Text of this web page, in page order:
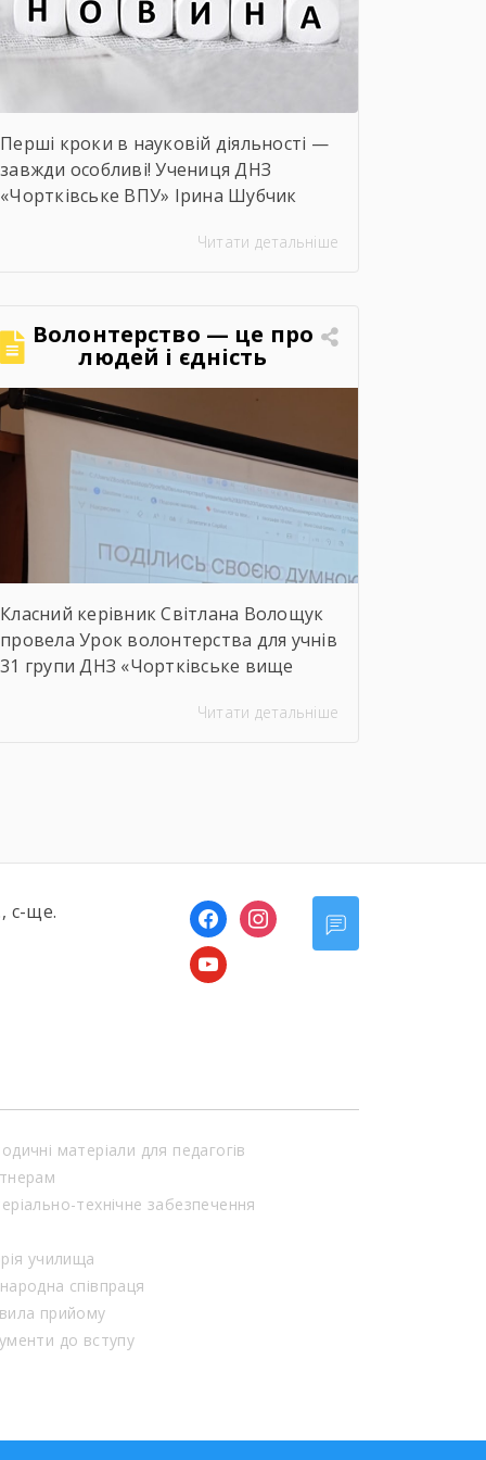
Перші кроки в науковій діяльності —
завжди особливі! Учениця ДНЗ
«Чортківське ВПУ» Ірина Шубчик
захисту науково-дослідницьких робіт
господарства Чортківського
району».Дослідження виконане під
вирізняється актуальністю теми,
ґрунтовним аналізом та прагненням
осмислити сучасні виклики й
перспективи розвитку аграрної
сфери Чортківського […]
Читати детальніше
Волонтерство — це про
людей і єдність
Класний керівник Світлана Волощук
провела Урок волонтерства для учнів
31 групи ДНЗ «Чортківське вище
умови не стали на заваді — урок
Читати детальніше
с-ще.
facebookinstagram
youtube
матеріали для педагогів
технічне забезпечення
училища
співпраця
прийому
до вступу